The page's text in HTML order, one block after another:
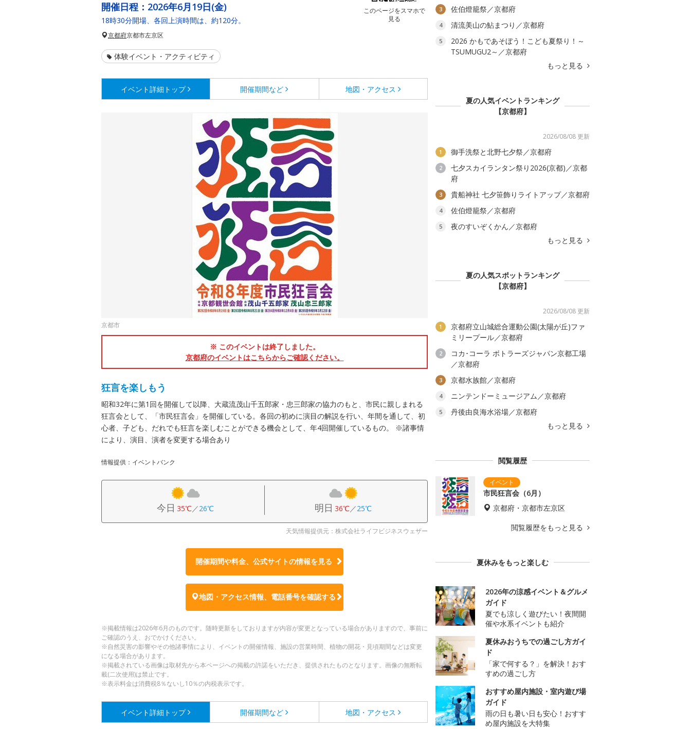
このページをスマホで
見る
開催日程： 2026年6月19日(金)
18時30分開場、各回上演時間は、約120分。
京都府京都市左京区
体験イベント・アクティビティ
イベント詳細 トップ 開催期間など 地図・アクセス
京都市
※ このイベントは終了しました。
京都府のイベントはこちらからご確認ください。
狂言を楽しもう
昭和32年に第1回を開催して以降、大蔵流茂山千五郎家・忠三郎家の協力のもと、市民に親しまれる
狂言会として、「市民狂言会」を開催している。各回の初めに演目の解説を行い、年間を通して、初
心者、子ども、だれでも狂言を楽しむことができる機会として、年4回開催しているもの。 ※諸事情
により、演目、演者を変更する場合あり
情報提供：イベントバンク
今日 35℃／26℃ 明日 36℃／25℃
天気情報提供元：株式会社ライフビジネスウェザー
開催期間や料金、公式サイトの情報を見る
地図・アクセス情報、電話番号を確認する
※掲載情報は2026年6月のものです。随時更新をしておりますが内容が変更となっている場合がありますので、事前に
ご確認のうえ、おでかけください。
※自然災害の影響やその他諸事情により、イベントの開催情報、施設の営業時間、植物の開花・見頃期間などは変更
になる場合があります。
※掲載されている画像は取材先から本ページへの掲載の許諾をいただき、提供されたものとなります。画像の無断転
載(二次使用)は禁止です。
※表示料金は消費税8％ないし10％の内税表示です。
イベント詳細 トップ 開催期間など 地図・アクセス
3 佐伯燈籠祭／京都府
4 清流美山の鮎まつり／京都府
5
2026 かもであそぼう！こども夏祭り！～
TSUMUGU2～／京都府
もっと見る
夏の人気イベントランキング
【京都府】
2026/08/08 更新
1 御手洗祭と北野七夕祭／京都府
2
七夕スカイランタン祭り2026(京都)／京都
府
3 貴船神社 七夕笹飾りライトアップ／京都府
4 佐伯燈籠祭／京都府
5
夜のすいぞくかん／京都府
もっと見る
夏の人気スポットランキング
【京都府】
2026/08/08 更新
1
京都府立山城総合運動公園(太陽が丘)ファ
ミリープール／京都府
2
コカ･コーラ ボトラーズジャパン京都工場
／京都府
3 京都水族館／京都府
4 ニンテンドーミュージアム／京都府
5
丹後由良海水浴場／京都府
もっと見る
閲覧履歴
市民狂言会（6月）
京都府・京都市左京区
閲覧履歴をもっと見る
夏休みをもっと楽しむ
2026年の涼感イベント＆グルメ
ガイド
夏でも涼しく遊びたい！夜間開
催や水系イベントも紹介
夏休みおうちでの過ごし方ガイ
ド
「家で何する？」を解決！おす
すめの過ごし方
おすすめ屋内施設・室内遊び場
ガイド
雨の日も暑い日も安心！おすす
め屋内施設を大特集